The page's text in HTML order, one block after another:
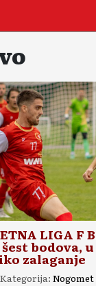
LIGA F
bodova,
zalaganje
Nogomet